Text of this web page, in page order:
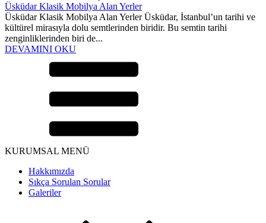
Üsküdar Klasik Mobilya Alan Yerler
Üsküdar Klasik Mobilya Alan Yerler Üsküdar, İstanbul’un tarihi ve
kültürel mirasıyla dolu semtlerinden biridir. Bu semtin tarihi
zenginliklerinden biri de...
DEVAMINI OKU
KURUMSAL MENÜ
Hakkımızda
Sıkça Sorulan Sorular
Galeriler